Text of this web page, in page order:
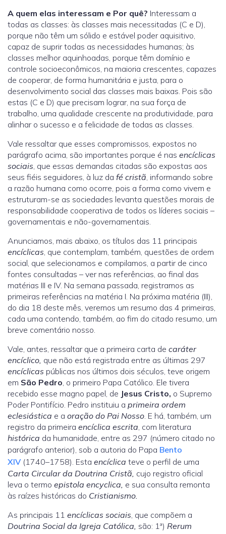
A quem elas interessam e Por quê? Interessam a
todas as classes: às classes mais necessitadas (C e D),
porque não têm um sólido e estável poder aquisitivo,
capaz de suprir todas as necessidades humanas; às
classes melhor aquinhoadas, porque têm domínio e
controle socioeconômicos, na maioria crescentes, capazes
de cooperar, de forma humanitária e justa, para o
desenvolvimento social das classes mais baixas. Pois são
estas (C e D) que precisam lograr, na sua força de
trabalho, uma qualidade crescente na produtividade, para
alinhar o sucesso e a felicidade de todas as classes.
Vale ressaltar que esses compromissos, expostos no
parágrafo acima, são importantes porque é nas encíclicas
sociais, que essas demandas citadas são expostas aos
seus fiéis seguidores, à luz da fé cristã, informando sobre
a razão humana como ocorre, pois a forma como vivem e
estruturam-se as sociedades levanta questões morais de
responsabilidade cooperativa de todos os líderes sociais –
governamentais e não-governamentais.
Anunciamos, mais abaixo, os títulos das 11 principais
encíclicas, que contemplam, também, questões de ordem
social, que selecionamos e compilamos, a partir de cinco
fontes consultadas – ver nas referências, ao final das
matérias III e IV. Na semana passada, registramos as
primeiras referências na matéria I. Na próxima matéria (III),
do dia 18 deste mês, veremos um resumo das 4 primeiras,
cada uma contendo, também, ao fim do citado resumo, um
breve comentário nosso.
Vale, antes, ressaltar que a primeira carta de caráter
encíclico, que não está registrada entre as últimas 297
encíclicas públicas nos últimos dois séculos, teve origem
em São Pedro, o primeiro Papa Católico. Ele tivera
recebido esse magno papel, de Jesus Cristo, o Supremo
Poder Pontifício. Pedro instituiu a primeira ordem
eclesiástica e a oração do Pai Nosso. E há, também, um
registro da primeira encíclica escrita, com literatura
histórica da humanidade, entre as 297 (número citado no
parágrafo anterior), sob a autoria do Papa Bento
XIV(1740–1758). Esta encíclica teve o perfil de uma
Carta Circular da Doutrina Cristã, cujo registro oficial
leva o termo epistola encyclica, e sua consulta remonta
às raízes históricas do Cristianismo.
As principais 11 encíclicas sociais, que compõem a
Doutrina Social da Igreja Católica, são: 1ª) Rerum